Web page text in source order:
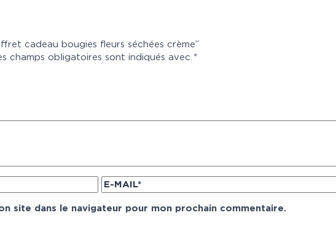
cadeau bougies fleurs séchées crème”
champs obligatoires sont indiqués avec *
site dans le navigateur pour mon prochain commentaire.